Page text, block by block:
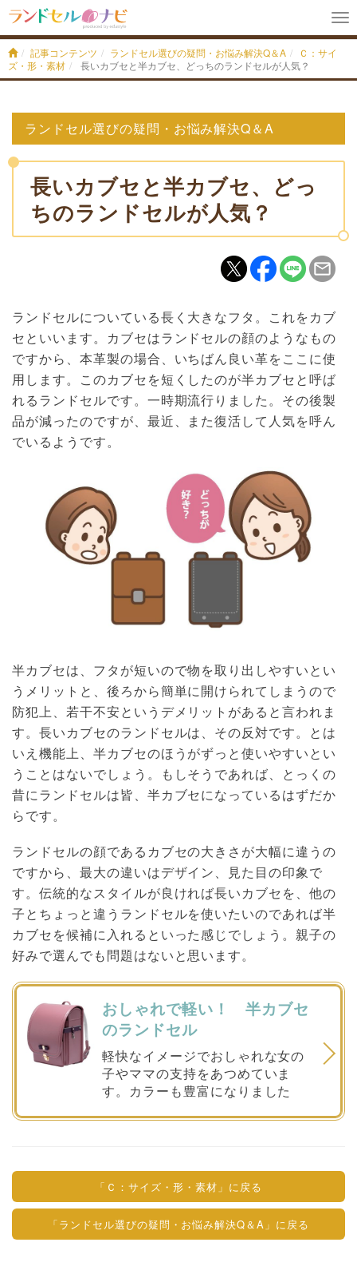
記事コンテンツ ランドセル選びの疑問・お悩み解決Q＆A
Ｃ：サイ
ズ・形・素材
長いカブセと半カブセ、どっちのランドセルが人気？
ランドセル選びの疑問・お悩み解決Q＆A
長いカブセと半カブセ、どっ
ちのランドセルが人気？
ランドセルについている長く大きなフタ。これをカブ
セといいます。カブセはランドセルの顔のようなもの
ですから、本革製の場合、いちばん良い革をここに使
用します。このカブセを短くしたのが半カブセと呼ば
れるランドセルです。一時期流行りました。その後製
品が減ったのですが、最近、また復活して人気を呼ん
でいるようです。
半カブセは、フタが短いので物を取り出しやすいとい
うメリットと、後ろから簡単に開けられてしまうので
防犯上、若干不安というデメリットがあると言われま
す。長いカブセのランドセルは、その反対です。とは
いえ機能上、半カブセのほうがずっと使いやすいとい
うことはないでしょう。もしそうであれば、とっくの
昔にランドセルは皆、半カブセになっているはずだか
らです。
ランドセルの顔であるカブセの大きさが大幅に違うの
ですから、最大の違いはデザイン、見た目の印象で
す。伝統的なスタイルが良ければ長いカブセを、他の
子とちょっと違うランドセルを使いたいのであれば半
カブセを候補に入れるといった感じでしょう。親子の
好みで選んでも問題はないと思います。
おしゃれで軽い！ 半カブセ
のランドセル
軽快なイメージでおしゃれな女の
子やママの支持をあつめていま
す。カラーも豊富になりました
「Ｃ：サイズ・形・素材」に戻る
「ランドセル選びの疑問・お悩み解決Q＆A」に戻る